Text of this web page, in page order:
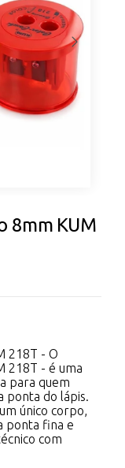
8mm KUM
218T - O
218T - é uma
para quem
ponta do lápis.
único corpo,
ponta fina e
com